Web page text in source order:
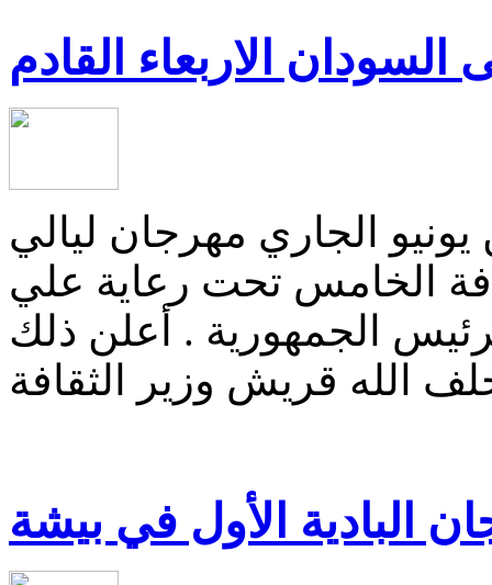
الاربعاء القادم
الجاري مهرجان ليالي
الخامس تحت رعاية علي
الجمهورية . أعلن ذلك
البادية الأول في بيشة